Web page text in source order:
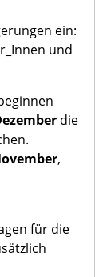
ein:
und
die
,
für die